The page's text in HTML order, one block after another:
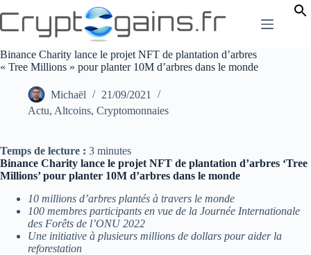
au
contenu
Binance Charity lance le projet NFT de plantation d’arbres
« Tree Millions » pour planter 10M d’arbres dans le monde
Michaël
21/09/2021
Actu, Altcoins, Cryptomonnaies
Temps de lecture : 3 minutes
Binance Charity lance le projet NFT de plantation d’arbres ‘Tree
Millions’ pour planter 10M d’arbres dans le monde
10 millions d’arbres plantés à travers le monde
100 membres participants en vue de la Journée Internationale
des Forêts de l’ONU 2022
Une initiative à plusieurs millions de dollars pour aider la
reforestation